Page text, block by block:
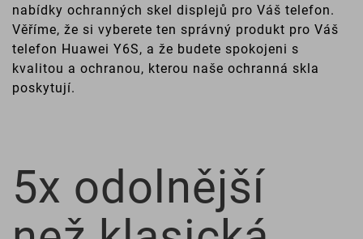
nabídky ochranných skel displejů pro Váš telefon.
Věříme, že si vyberete ten správný produkt pro Váš
telefon Huawei Y6S, a že budete spokojeni s
kvalitou a ochranou, kterou naše ochranná skla
poskytují.
5x odolnější